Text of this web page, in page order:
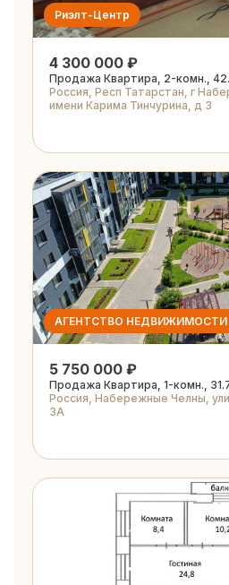
Риэлт-Центр
4 300 000 ₽
Продажа Квартира, 2-комн.,
Россия, Респ Татарстан, г
имени Карима Тинчурина, д 3
АГЕНТСТВО
5 750 000 ₽
Продажа Квартира, 1-комн.,
Россия, Набережные Челны,
3А